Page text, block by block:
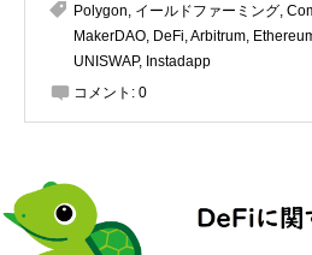
Polygon イールドファーミング
MakerDAO DeFi Arbitrum
UNISWAP, Instadapp
コメント: 0